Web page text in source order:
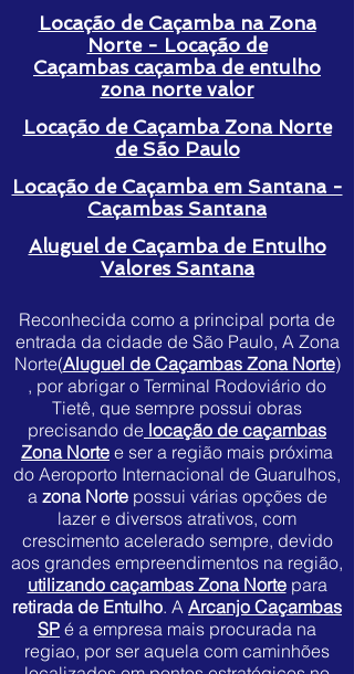
Locação de Caçamba na Zona
Norte - Locação de
Caçambas caçamba de entulho
zona norte valor
Locação de Caçamba Zona Norte
de São Paulo
Locação de Caçamba em Santana -
Caçambas Santana
Aluguel de Caçamba de Entulho
Valores Santana
Reconhecida como a principal porta de
entrada da cidade de São Paulo, A Zona
Norte(Aluguel de Caçambas Zona Norte)
, por abrigar o Terminal Rodoviário do
Tietê, que sempre possui obras
precisando de locação de caçambas
Zona Norte e ser a região mais próxima
do Aeroporto Internacional de Guarulhos,
a zona Nortepossui várias opções de
lazer e diversos atrativos, com
crescimento acelerado sempre, devido
aos grandes empreendimentos na região,
utilizando caçambas Zona Nortepara
retirada de Entulho. A Arcanjo Caçambas
SP é a empresa mais procurada na
regiao, por ser aquela com caminhões